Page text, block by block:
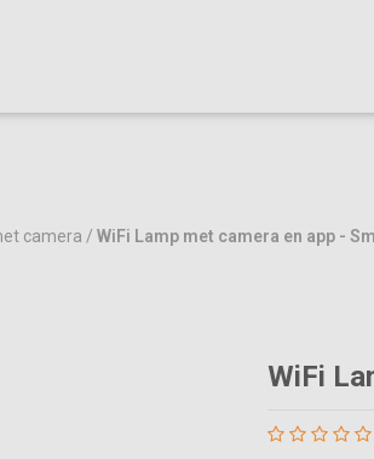
camera / WiFi Lamp met camera en app -
WiFi